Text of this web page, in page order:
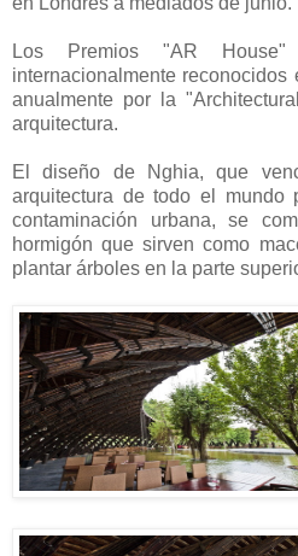
Los Premios "AR
internacionalmente reconocidos
anualmente por la
arquitectura.
El diseño de Nghia, que
arquitectura de todo el mundo
contaminación urbana, se
hormigón que sirven como
plantar árboles en la parte